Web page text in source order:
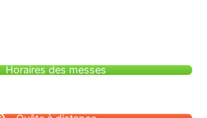
Horaires des messes